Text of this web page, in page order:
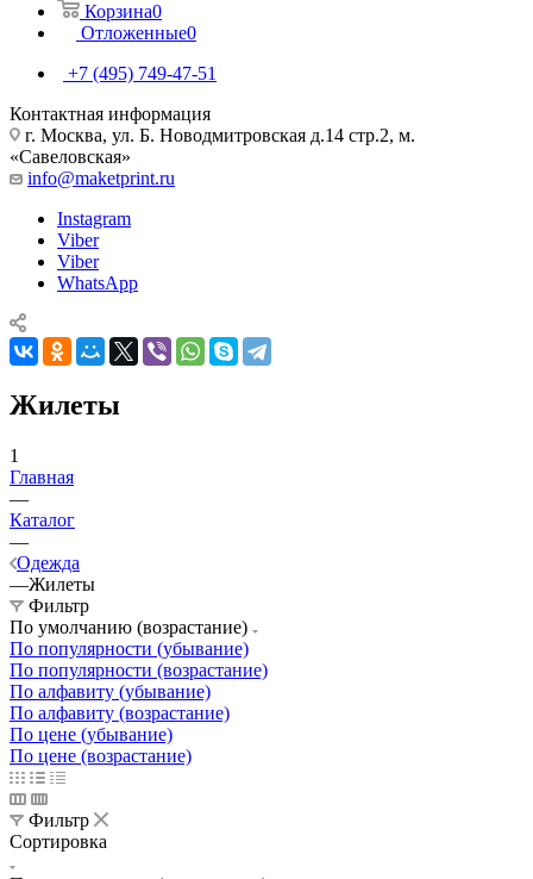
Корзина0
Отложенные0
+7 (495) 749-47-51
Контактная информация
г. Москва, ул. Б. Новодмитровская д.14 стр.2, м.
«Савеловская»
info@maketprint.ru
Instagram
Viber
Viber
WhatsApp
Жилеты
1
Главная
—
Каталог
—
Одежда
—Жилеты
Фильтр
По умолчанию (возрастание)
По популярности (убывание)
По популярности (возрастание)
По алфавиту (убывание)
По алфавиту (возрастание)
По цене (убывание)
По цене (возрастание)
Фильтр
Сортировка